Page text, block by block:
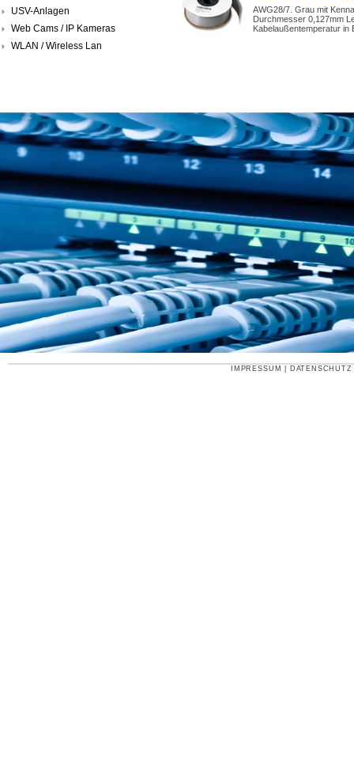
USV-Anlagen
Web Cams / IP Kameras
WLAN / Wireless Lan
AWG28/7. Grau mit
Durchmesser 0,127mm
Kabelaußentemperatur in
IMPRESSUM DATENSCHUTZ